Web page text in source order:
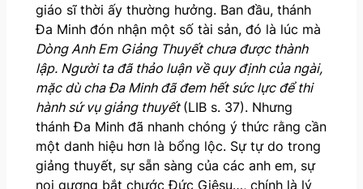
giáo sĩ thời ấy thường hưởng. Ban đầu, thánh
Đa Minh đón nhận một số tài sản, đó là lúc mà
Dòng Anh Em Giảng Thuyết chưa được thành
lập. Người ta đã thảo luận về quy định của ngài,
mặc dù cha Đa Minh đã đem hết sức lực để thi
hành sứ vụ giảng thuyết (LIB s. 37). Nhưng
thánh Đa Minh đã nhanh chóng ý thức rằng cần
một danh hiệu hơn là bổng lộc. Sự tự do trong
giảng thuyết, sự sẵn sàng của các anh em, sự
noi gương bắt chước Đức Giêsu…, chính là lý